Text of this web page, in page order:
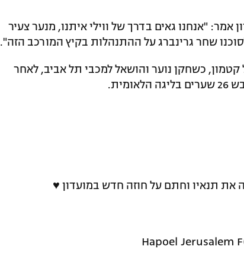
"אנחנו גאים בדרך של ווילי איתנו, מנער צעיר
שחר גרינברג על ההתנהלות בקיץ המורכב הזה".
קטמון, כשחקן נוער והושאל למכבי תל אביב, לאחר
את תנאיו וחתם על חוזה חדש במועדון ♥️